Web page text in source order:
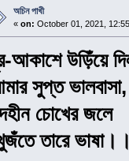
অচিন পাখী
« on: October 01, 2021,
আকাশে উড়িঁয়ে
সুপ্ত ভালবাসা,
চোখের জলে
তারে